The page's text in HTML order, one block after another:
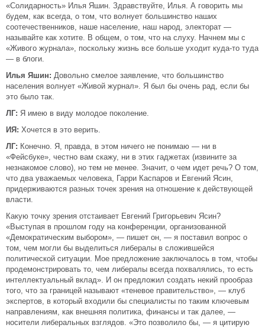
«Солидарность» Илья Яшин. Здравствуйте, Илья. А говорить мы
будем, как всегда, о том, что волнует большинство наших
соотечественников, наше население, наш народ, электорат —
называйте как хотите. В общем, о том, что на слуху. Начнем мы с
«Живого журнала», поскольку жизнь все больше уходит куда-то туда
— в блоги.
Илья Яшин: Довольно смелое заявление, что большинство
населения волнует «Живой журнал». Я был бы очень рад, если бы
это было так.
ЛГ: Я имею в виду молодое поколение.
ИЯ: Хочется в это верить.
ЛГ: Конечно. Я, правда, в этом ничего не понимаю — ни в
«Фейсбуке», честно вам скажу, ни в этих гаджетах (извините за
незнакомое слово), но тем не менее. Значит, о чем идет речь? О том,
что два уважаемых человека, Гарри Каспаров и Евгений Ясин,
придерживаются разных точек зрения на отношение к действующей
власти.
Какую точку зрения отстаивает Евгений Григорьевич Ясин?
«Выступая в прошлом году на конференции, организованной
«Демократическим выбором», — пишет он, — я поставил вопрос о
том, чем могли бы выделиться либералы в сложившейся
политической ситуации. Мое предложение заключалось в том, чтобы
продемонстрировать то, чем либералы всегда похвалялись, то есть
интеллектуальный вклад». И он предложил создать некий прообраз
того, что за границей называют «теневое правительство», — клуб
экспертов, в который входили бы специалисты по таким ключевым
направлениям, как внешняя политика, финансы и так далее, —
носители либеральных взглядов. «Это позволило бы, — я цитирую